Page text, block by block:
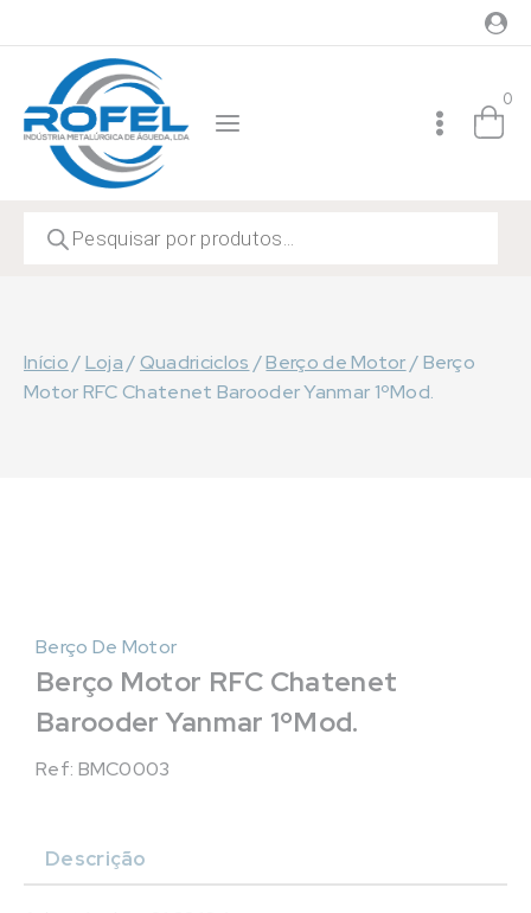
to
content
0
search
Início/Loja /Quadriciclos /Berço de Motor/Berço
Motor RFC Chatenet Barooder Yanmar 1ºMod.
Berço De Motor
Berço Motor RFC Chatenet
Barooder Yanmar 1ºMod.
Ref: BMC0003
Descrição